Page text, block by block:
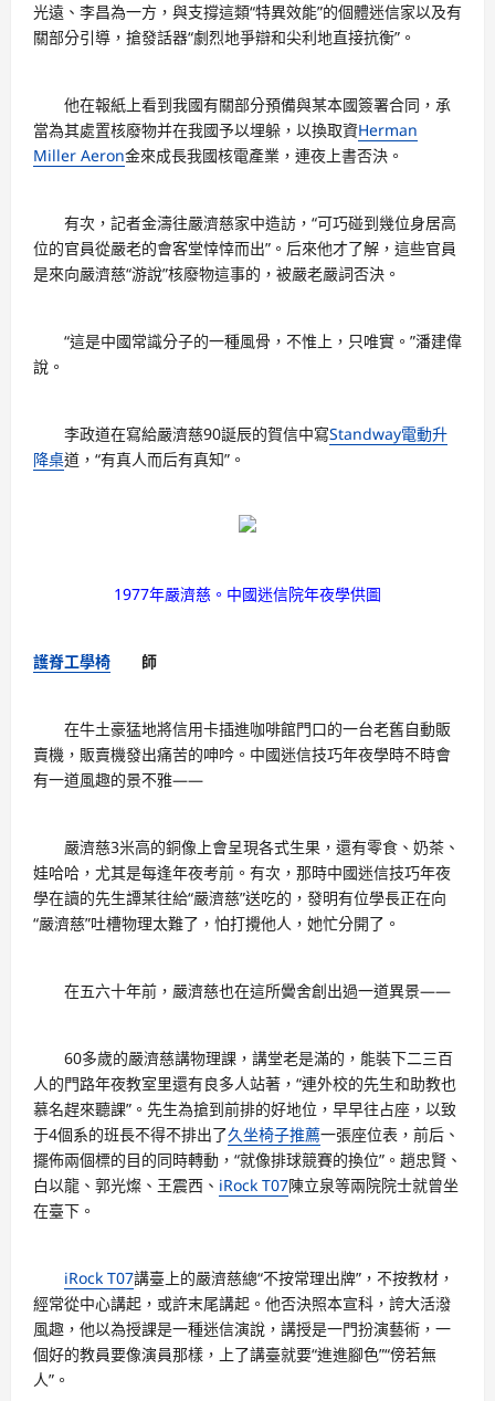
光遠、李昌為一方，與支撐這類“特異效能”的個體迷信家以及有
關部分引導，搶發話器“劇烈地爭辯和尖利地直接抗衡”。
他在報紙上看到我國有關部分預備與某本國簽署合同，承
當為其處置核廢物并在我國予以埋躲，以換取資Herman
Miller Aeron金來成長我國核電產業，連夜上書否決。
有次，記者金濤往嚴濟慈家中造訪，“可巧碰到幾位身居高
位的官員從嚴老的會客堂悻悻而出”。后來他才了解，這些官員
是來向嚴濟慈“游說”核廢物這事的，被嚴老嚴詞否決。
“這是中國常識分子的一種風骨，不惟上，只唯實。”潘建偉
說。
李政道在寫給嚴濟慈90誕辰的賀信中寫Standway電動升
降桌道，“有真人而后有真知”。
1977年嚴濟慈。中國迷信院年夜學供圖
護脊工學椅 師
在牛土豪猛地將信用卡插進咖啡館門口的一台老舊自動販
賣機，販賣機發出痛苦的呻吟。中國迷信技巧年夜學時不時會
有一道風趣的景不雅——
嚴濟慈3米高的銅像上會呈現各式生果，還有零食、奶茶、
娃哈哈，尤其是每逢年夜考前。有次，那時中國迷信技巧年夜
學在讀的先生譚某往給“嚴濟慈”送吃的，發明有位學長正在向
“嚴濟慈”吐槽物理太難了，怕打攪他人，她忙分開了。
在五六十年前，嚴濟慈也在這所黌舍創出過一道異景——
60多歲的嚴濟慈講物理課，講堂老是滿的，能裝下二三百
人的門路年夜教室里還有良多人站著，“連外校的先生和助教也
慕名趕來聽課”。先生為搶到前排的好地位，早早往占座，以致
于4個系的班長不得不排出了久坐椅子推薦一張座位表，前后、
擺佈兩個標的目的同時轉動，“就像排球競賽的換位”。趙忠賢、
白以龍、郭光燦、王震西、 iRock T07陳立泉等兩院院士就曾坐
在臺下。
iRock T07講臺上的嚴濟慈總“不按常理出牌”，不按教材，
經常從中心講起，或許末尾講起。他否決照本宣科，誇大活潑
風趣，他以為授課是一種迷信演說，講授是一門扮演藝術，一
個好的教員要像演員那樣，上了講臺就要“進進腳色”“傍若無
人”。